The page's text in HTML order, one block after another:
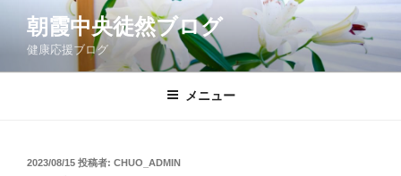
ン
朝霞中央徒然ブログ
健康応援ブログ
メニュー
投
2023/08/15 投稿者: CHUO_ADMIN